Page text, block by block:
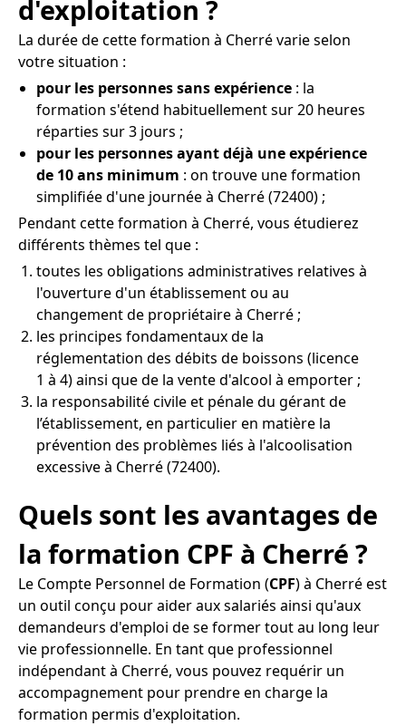
d'exploitation ?
La durée de cette formation à Cherré varie selon
votre situation :
pour les personnes sans expérience : la
formation s'étend habituellement sur 20 heures
réparties sur 3 jours ;
pour les personnes ayant déjà une expérience
de 10 ans minimum : on trouve une formation
simplifiée d'une journée à Cherré (72400) ;
Pendant cette formation à Cherré, vous étudierez
différents thèmes tel que :
toutes les obligations administratives relatives à
l'ouverture d'un établissement ou au
changement de propriétaire à Cherré ;
les principes fondamentaux de la
réglementation des débits de boissons (licence
1 à 4) ainsi que de la vente d'alcool à emporter ;
la responsabilité civile et pénale du gérant de
l’établissement, en particulier en matière la
prévention des problèmes liés à l'alcoolisation
excessive à Cherré (72400).
Quels sont les avantages de
la formation CPF à Cherré ?
Le Compte Personnel de Formation (CPF) à Cherré est
un outil conçu pour aider aux salariés ainsi qu'aux
demandeurs d'emploi de se former tout au long leur
vie professionnelle. En tant que professionnel
indépendant à Cherré, vous pouvez requérir un
accompagnement pour prendre en charge la
formation permis d'exploitation.